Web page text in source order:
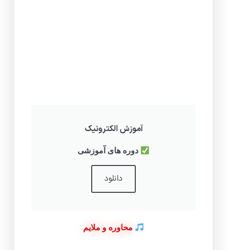
آموزش الکترونیک
دوره های آموزشی
دانلود
محاوره و ملایم